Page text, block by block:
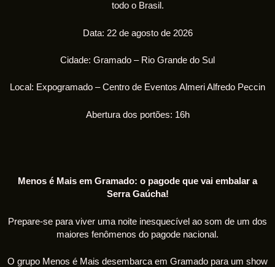
todo o Brasil.
Data: 22 de agosto de 2026
Cidade: Gramado – Rio Grande do Sul
Local: Expogramado – Centro de Eventos Almeri Alfredo Peccin
Abertura dos portões: 16h
Menos é Mais em Gramado: o pagode que vai embalar a
Serra Gaúcha!
Prepare-se para viver uma noite inesquecível ao som de um dos
maiores fenômenos do pagode nacional.
O grupo Menos é Mais desembarca em Gramado para um show